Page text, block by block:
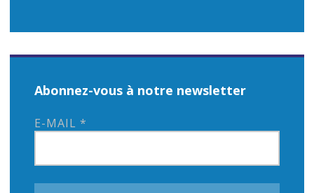
Abonnez-vous à notre newsletter
E-MAIL *